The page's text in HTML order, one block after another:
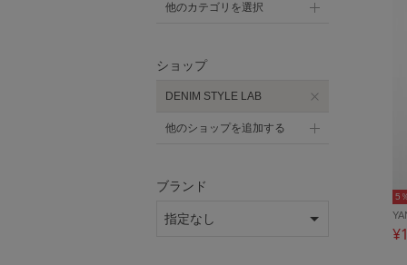
5
他のカテゴリを選択
ショップ
DENIM STYLE LAB
他のショップを追加する
ブランド